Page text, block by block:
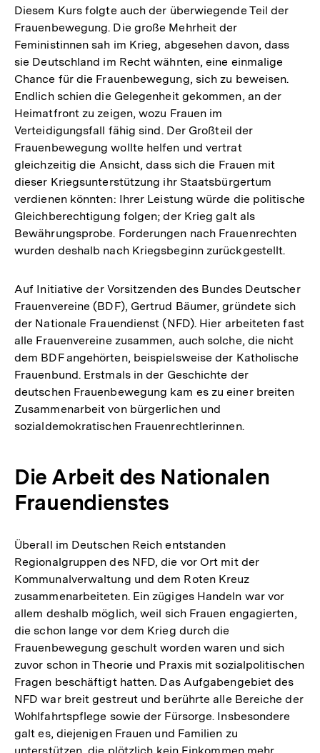
Diesem Kurs folgte auch der überwiegende Teil der
Frauenbewegung. Die große Mehrheit der
Feministinnen sah im Krieg, abgesehen davon, dass
sie Deutschland im Recht wähnten, eine einmalige
Chance für die Frauenbewegung, sich zu beweisen.
Endlich schien die Gelegenheit gekommen, an der
Heimatfront zu zeigen, wozu Frauen im
Verteidigungsfall fähig sind. Der Großteil der
Frauenbewegung wollte helfen und vertrat
gleichzeitig die Ansicht, dass sich die Frauen mit
dieser Kriegsunterstützung ihr Staatsbürgertum
verdienen könnten: Ihrer Leistung würde die politische
Gleichberechtigung folgen; der Krieg galt als
Bewährungsprobe. Forderungen nach Frauenrechten
wurden deshalb nach Kriegsbeginn zurückgestellt.
Auf Initiative der Vorsitzenden des Bundes Deutscher
Frauenvereine (BDF), Gertrud Bäumer, gründete sich
der Nationale Frauendienst (NFD). Hier arbeiteten fast
alle Frauenvereine zusammen, auch solche, die nicht
dem BDF angehörten, beispielsweise der Katholische
Frauenbund. Erstmals in der Geschichte der
deutschen Frauenbewegung kam es zu einer breiten
Zusammenarbeit von bürgerlichen und
sozialdemokratischen Frauenrechtlerinnen.
Die Arbeit des Nationalen
Frauendienstes
Überall im Deutschen Reich entstanden
Regionalgruppen des NFD, die vor Ort mit der
Kommunalverwaltung und dem Roten Kreuz
zusammenarbeiteten. Ein zügiges Handeln war vor
allem deshalb möglich, weil sich Frauen engagierten,
die schon lange vor dem Krieg durch die
Frauenbewegung geschult worden waren und sich
zuvor schon in Theorie und Praxis mit sozialpolitischen
Fragen beschäftigt hatten. Das Aufgabengebiet des
NFD war breit gestreut und berührte alle Bereiche der
Wohlfahrtspflege sowie der Fürsorge. Insbesondere
galt es, diejenigen Frauen und Familien zu
unterstützen, die plötzlich kein Einkommen mehr